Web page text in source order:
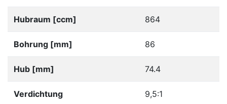
Hubraum [ccm] 864
Bohrung [mm] 86
Hub [mm] 74.4
Verdichtung 9,5:1